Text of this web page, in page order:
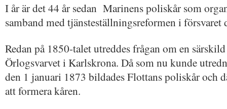
I år är det 44 år sedan Marinens poliskår som
samband med tjänsteställningsreformen i försvaret
Redan på 1850-talet utreddes frågan om en
Örlogsvarvet i Karlskrona. Då som nu kunde
den 1 januari 1873 bildades Flottans poliskår och
att formera kåren.